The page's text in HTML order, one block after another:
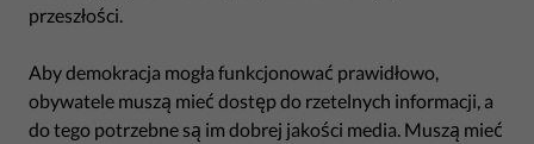
przeszłości.
Aby demokracja mogła funkcjonować prawidłowo,
obywatele muszą mieć dostęp do rzetelnych informacji, a
do tego potrzebne są im dobrej jakości media. Muszą mieć